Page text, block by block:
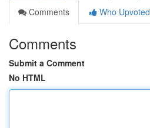
Comments
Who Upvoted
Comments
Submit a Comment
No HTML